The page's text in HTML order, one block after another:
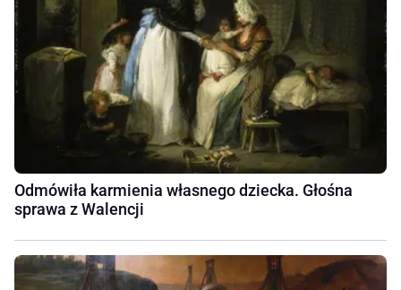
Odmówiła karmienia własnego dziecka. Głośna
sprawa z Walencji